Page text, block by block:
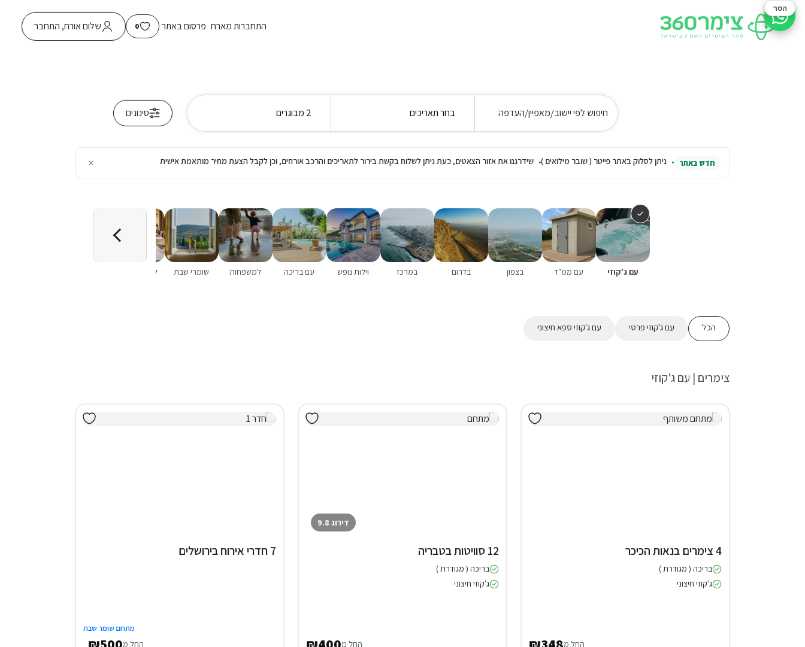
התחברות מארח פרסום באתר 0 שלום אורח, התחבר
חיפוש לפי יישוב/מאפיין/העדפה בחר תאריכים 2 מבוגרים סינונים
חדש באתר ניתן לסלוק באתר פייטר ( שובר מילואים ) שידרגנו את אזור הצאטים, כעת ניתן לשלוח בקשת בירור לתאריכים והרכב אורחים, וכן לקבל הצעת מחיר מותאמת אישית ×
עם ג'קוזי עם ממ"ד בצפון בדרום במרכז וילות נופש עם בריכה למשפחות שומרי שבת לשבתות חתן
הכל עם ג'קוזי פרטי עם ג'קוזי ספא חיצוני
צימרים | עם ג'קוזי
4 צימרים בנאות הכיכר
בריכה ( מגודרת )
ג'קוזי חיצוני
החל מ
דירוג 9.8
12 סוויטות בטבריה
בריכה ( מגודרת )
ג'קוזי חיצוני
החל מ
7 חדרי אירוח בירושלים
מתחם שומר שבת
החל מ
סיוע בהזמנה
הסר